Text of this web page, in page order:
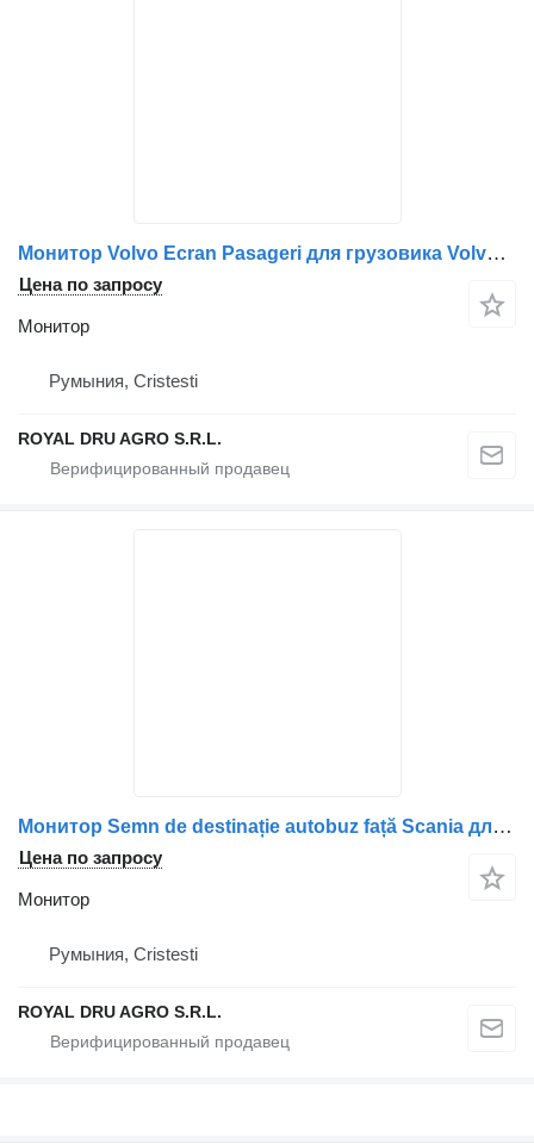
Монитор Volvo Ecran Pasageri для грузовика Volvo – Coduri 20557622, 20998104, 21164914
Цена по запросу
Монитор
Румыния, Cristesti
ROYAL DRU AGRO S.R.L.
Монитор Semn de destinație autobuz față Scania для грузовика
Цена по запросу
Монитор
Румыния, Cristesti
ROYAL DRU AGRO S.R.L.